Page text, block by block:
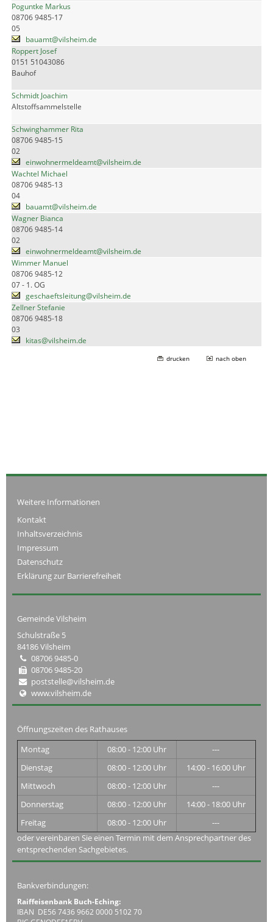
Poguntke Markus
08706 9485-17
05
bauamt@vilsheim.de
Roppert Josef
0151 51043086
Bauhof
Schmidt Joachim
Altstoffsammelstelle
Schwinghammer Rita
08706 9485-15
02
einwohnermeldeamt@vilsheim.de
Wachtel Michael
08706 9485-13
04
bauamt@vilsheim.de
Wagner Bianca
08706 9485-14
02
einwohnermeldeamt@vilsheim.de
Wimmer Manuel
08706 9485-12
07 - 1. OG
geschaeftsleitung@vilsheim.de
Zellner Stefanie
08706 9485-18
03
kitas@vilsheim.de
drucken nach oben
Weitere Informationen
Kontakt
Inhaltsverzeichnis
Impressum
Datenschutz
Erklärung zur Barrierefreiheit
Gemeinde Vilsheim
Schulstraße 5
84186 Vilsheim
08706 9485-0
08706 9485-20
poststelle@vilsheim.de
www.vilsheim.de
Öffnungszeiten des Rathauses
Montag
08:00 - 12:00 Uhr
---
Dienstag
08:00 - 12:00 Uhr
14:00 - 16:00 Uhr
Mittwoch
08:00 - 12:00 Uhr
---
Donnerstag
08:00 - 12:00 Uhr
14:00 - 18:00 Uhr
Freitag
08:00 - 12:00 Uhr
---
oder vereinbaren Sie einen Termin mit dem Ansprechpartner des
entsprechenden Sachgebietes.
Bankverbindungen:
Raiffeisenbank Buch-Eching:
IBAN DE56 7436 9662 0000 5102 70